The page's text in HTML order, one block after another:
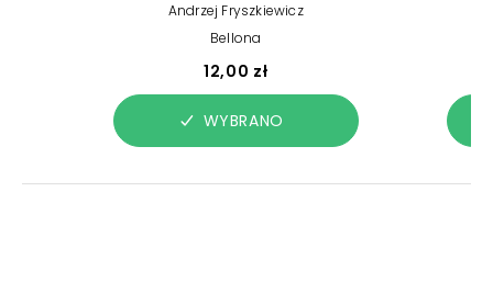
Andrzej Fryszkiewicz
Bellona
12,00 zł
WYBRANO